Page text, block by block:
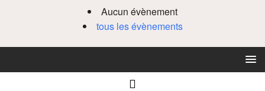
Aucun évènement
tous les évènements